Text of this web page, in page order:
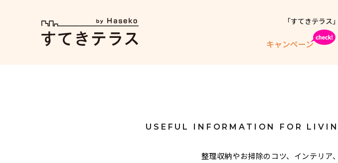
キャンペーン
「すてきテラス
USEFUL INFORMATION FOR
整理収納やお掃除のコツ、インテリア